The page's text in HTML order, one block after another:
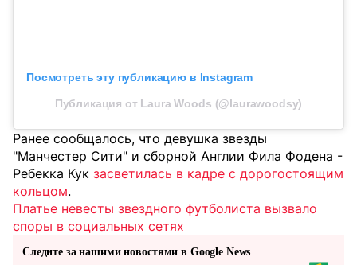
Посмотреть эту публикацию в Instagram
Публикация от Laura Woods (@laurawoodsy)
Ранее сообщалось, что девушка звезды
"Манчестер Сити" и сборной Англии Фила Фодена -
Ребекка Кук засветилась в кадре с дорогостоящим
кольцом.
Платье невесты звездного футболиста вызвало
споры в социальных сетях
Следите за нашими новостями в Google News